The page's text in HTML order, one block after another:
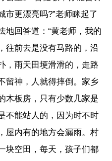
市更漂亮吗?”老师眯起了
地回答道：“黄老师，我的
往前去是没有马路的，沿
，雨天田埂滑滑的，走路
留神，人就得摔倒。家乡
木板房，只有少数几家是
不能站人的，因为时不时
屋内有的地方会漏雨。村
块空田，每天，孩子们都